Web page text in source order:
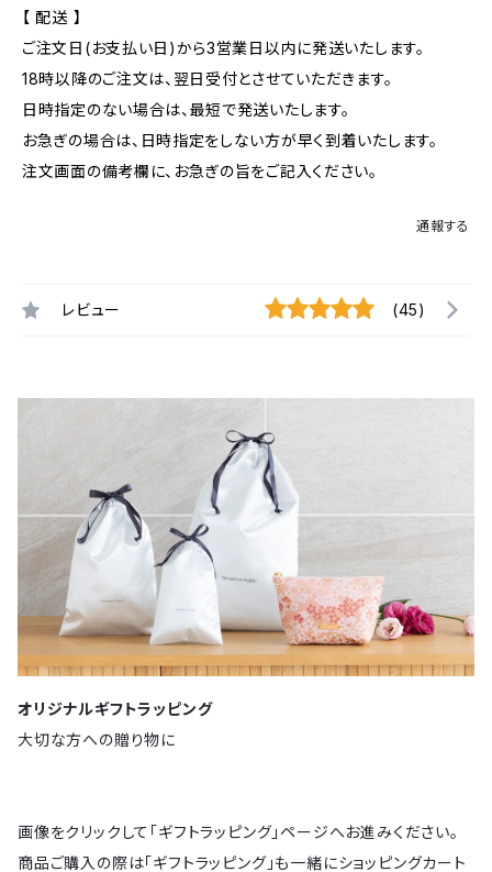
【 配送 】
ご注文日(お支払い日)から3営業日以内に発送いたします。
18時以降のご注文は、翌日受付とさせていただきます。
日時指定のない場合は、最短で発送いたします。
お急ぎの場合は、日時指定をしない方が早く到着いたします。
注文画面の備考欄に、お急ぎの旨をご記入ください。
通報する
レビュー (45)
オリジナルギフトラッピング
大切な方への贈り物に
画像をクリックして「ギフトラッピング」ページへお進みください。
商品ご購入の際は「ギフトラッピング」も一緒にショッピングカート